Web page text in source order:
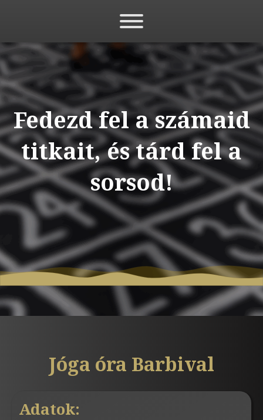
Fedezd fel a számaid
titkait, és tárd fel a
sorsod!
Jóga óra Barbival
Adatok: